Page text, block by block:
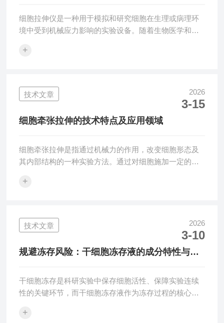
细胞拉伸仪是一种用于模拟和研究细胞在生理或病理环
境中受到机械应力影响的实验设备。随着生物医学和细
理状态下的变化成为了许多领域的研究重点。通过控制
而为相关疾病的治疗、组织工程、再生医学等领域提供
新的思路和方法。细胞拉伸仪的部分组成：1.施力系
统：包括用于产生拉伸力的设备，如电动机械驱动装
置、气压系统或电磁系统等。这些装置能够精确控制拉
+
技术文章 2026
3-15
细胞牵张拉伸的技术特点及应用领域
细胞牵张拉伸是指通过机械力的作用，改变细胞形态及
其内部结构的一种实验方法。通过对细胞施加一定的拉
力情况下的生物学行为。广泛应用于细胞生物学、组织
原理基于力学和生物学相结合的理论。细胞膜和细胞骨
架是细胞在外力作用下感知和响应的主要结构。施加在
细胞上的牵张力会引起细胞形态的变化，同时通过力传
递到细胞内部，激活细胞内的信号通路。细胞通过整
+
技术文章 2026
3-10
规避冻存风险：干细胞冻存液的成分特性与实
干细胞冻存是科研实验中保存细胞活性、保障实验连续
性的关键环节，而干细胞冻存液作为冻存过程的核心试
量，实操过程的规范性则是规避冻存风险、减少细胞损
+